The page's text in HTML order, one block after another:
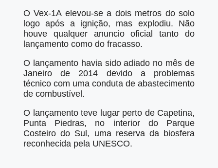
O Vex-1A elevou-se a dois metros do solo
logo após a ignição, mas explodiu. Não
houve qualquer anuncio oficial tanto do
lançamento como do fracasso.
O lançamento havia sido adiado no mês de
Janeiro de 2014 devido a problemas
técnico com uma conduta de abastecimento
de combustível.
O lançamento teve lugar perto de Capetina,
Punta Piedras, no interior do Parque
Costeiro do Sul, uma reserva da biosfera
reconhecida pela UNESCO.